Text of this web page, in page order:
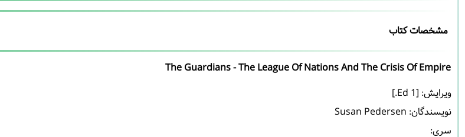
مشخصات کتاب
The Guardians - The League Of Nations And The Crisis Of Empire
نویسندگان: Susan Pedersen